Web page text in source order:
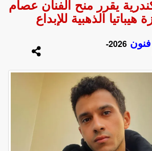
يقرر منح الفنان عصام
هيباتيا الذهبية للإبداع
فنون
2026-